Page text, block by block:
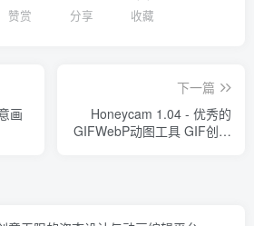
赞赏 分享 收藏
画
下一篇
Honeycam 1.04 - 优秀的
GIFWebP动图工具 GIF创意